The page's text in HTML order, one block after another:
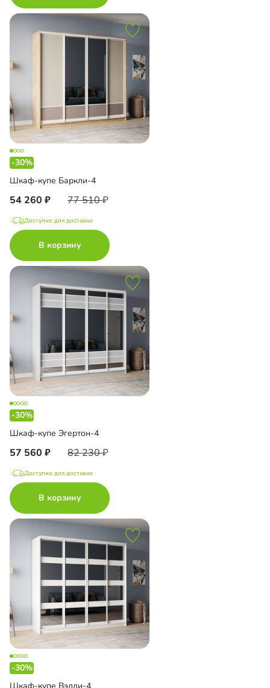
-30%
Шкаф-купе Баркли-4
54 260 77 510
Доступно для доставки
В корзину
-30%
Шкаф-купе Эгертон-4
57 560 82 230
Доступно для доставки
В корзину
-30%